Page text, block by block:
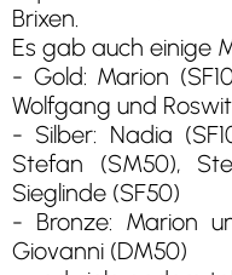
Brixen.
Es gab auch einige
- Gold: Marion
Wolfgang und
- Silber: Nadia
Stefan (SM50),
Sieglinde (SF50)
- Bronze: Marion
Giovanni (DM50)